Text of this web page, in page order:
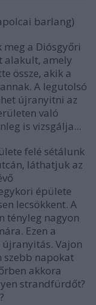
barlang)
a Diósgyőri
alakult, amely
össze, akik a
A legutolsó
újranyitni az
való
is vizsgálja...
felé sétálunk
láthatjuk az
épülete
lecsökkent. A
tényleg nagyon
Ezen a
Vajon
szebb napokat
akkora
strandfürdőt?